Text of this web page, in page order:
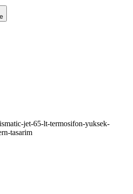
jet-65-lt-termosifon-yuksek-
tasarim